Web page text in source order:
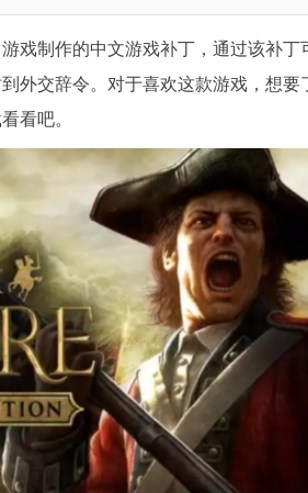
戏制作的中文游戏补丁，通过该补丁
外交辞令。对于喜欢这款游戏，想要
看吧。